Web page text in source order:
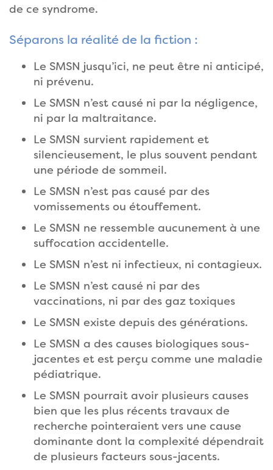
de ce syndrome.
Séparons la réalité de la fiction :
Le SMSN jusqu’ici, ne peut être ni anticipé,
ni prévenu.
Le SMSN n’est causé ni par la négligence,
ni par la maltraitance.
Le SMSN survient rapidement et
silencieusement, le plus souvent pendant
une période de sommeil.
Le SMSN n’est pas causé par des
vomissements ou étouffement.
Le SMSN ne ressemble aucunement à une
suffocation accidentelle.
Le SMSN n’est ni infectieux, ni contagieux.
Le SMSN n’est causé ni par des
vaccinations, ni par des gaz toxiques
Le SMSN existe depuis des générations.
Le SMSN a des causes biologiques sous-
jacentes et est perçu comme une maladie
pédiatrique.
Le SMSN pourrait avoir plusieurs causes
bien que les plus récents travaux de
recherche pointeraient vers une cause
dominante dont la complexité dépendrait
de plusieurs facteurs sous-jacents.